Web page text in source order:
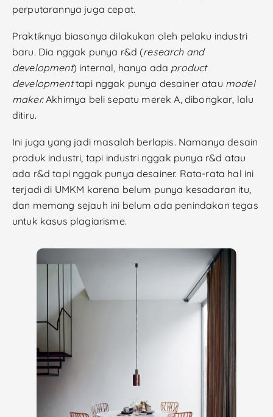
perputarannya juga cepat.
Praktiknya biasanya dilakukan oleh pelaku industri
baru. Dia nggak punya r&d (research and
development) internal, hanya ada product
developmenttapi nggak punya desainer atau model
maker.Akhirnya beli sepatu merek A, dibongkar, lalu
ditiru.
Ini juga yang jadi masalah berlapis. Namanya desain
produk industri, tapi industri nggak punya r&d atau
ada r&d tapi nggak punya desainer. Rata-rata hal ini
terjadi di UMKM karena belum punya kesadaran itu,
dan memang sejauh ini belum ada penindakan tegas
untuk kasus plagiarisme.